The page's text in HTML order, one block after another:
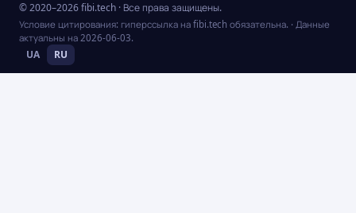
© 2020–2026 fibi.tech · Все права защищены.
Условие цитирования: гиперссылка на fibi.tech обязательна. · Данные
актуальны на 2026-06-03.
UA RU